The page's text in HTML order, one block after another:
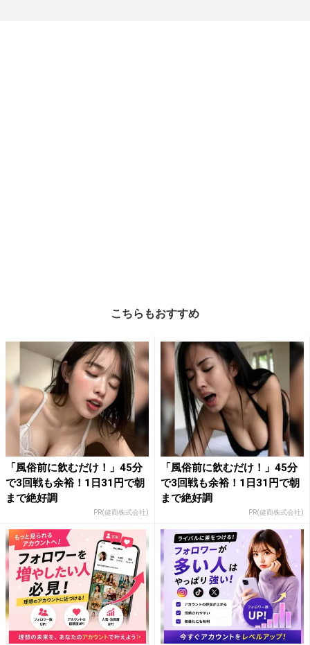
こちらもおすすめ
「風俗前に飲むだけ！」45分
で3回戦も余裕！1日31円で朝
まで絶好調
PR(健商株式会社)
「風俗前に飲むだけ！」45分
で3回戦も余裕！1日31円で朝
まで絶好調
PR(健商株式会社)